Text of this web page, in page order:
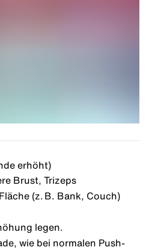
erhöht)
Brust, Trizeps
(z. B. Bank, Couch)
legen.
wie bei normalen Push-